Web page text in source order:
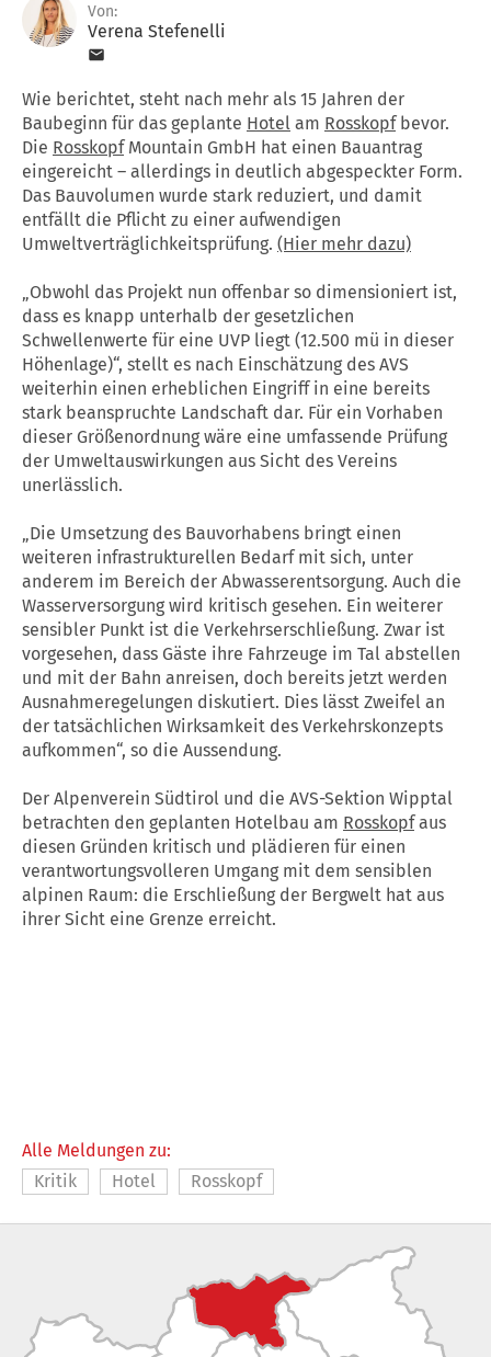
Von:
Verena Stefenelli
Wie berichtet, steht nach mehr als 15 Jahren der
Baubeginn für das geplante Hotel am Rosskopfbevor.
Die RosskopfMountain GmbH hat einen Bauantrag
eingereicht – allerdings in deutlich abgespeckter Form.
Das Bauvolumen wurde stark reduziert, und damit
entfällt die Pflicht zu einer aufwendigen
Umweltverträglichkeitsprüfung. (Hier mehr dazu)
„Obwohl das Projekt nun offenbar so dimensioniert ist,
dass es knapp unterhalb der gesetzlichen
Schwellenwerte für eine UVP liegt (12.500 mü in dieser
Höhenlage)“, stellt es nach Einschätzung des AVS
weiterhin einen erheblichen Eingriff in eine bereits
stark beanspruchte Landschaft dar. Für ein Vorhaben
dieser Größenordnung wäre eine umfassende Prüfung
der Umweltauswirkungen aus Sicht des Vereins
unerlässlich.
„Die Umsetzung des Bauvorhabens bringt einen
weiteren infrastrukturellen Bedarf mit sich, unter
anderem im Bereich der Abwasserentsorgung. Auch die
Wasserversorgung wird kritisch gesehen. Ein weiterer
sensibler Punkt ist die Verkehrserschließung. Zwar ist
vorgesehen, dass Gäste ihre Fahrzeuge im Tal abstellen
und mit der Bahn anreisen, doch bereits jetzt werden
Ausnahmeregelungen diskutiert. Dies lässt Zweifel an
der tatsächlichen Wirksamkeit des Verkehrskonzepts
aufkommen“, so die Aussendung.
Der Alpenverein Südtirol und die AVS-Sektion Wipptal
betrachten den geplanten Hotelbau am Rosskopfaus
diesen Gründen kritisch und plädieren für einen
verantwortungsvolleren Umgang mit dem sensiblen
alpinen Raum: die Erschließung der Bergwelt hat aus
ihrer Sicht eine Grenze erreicht.
Alle Meldungen zu:
Kritik
Hotel Rosskopf